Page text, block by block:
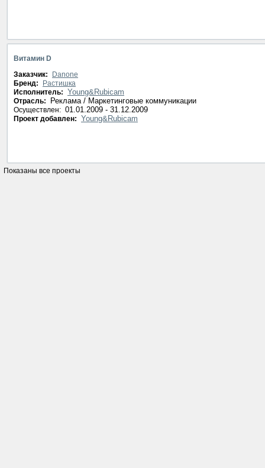
Витамин D
Заказчик:
Danone
Бренд:
Растишка
Исполнитель: Young&Rubicam
Отрасль: Реклама / Маркетинговые коммуникации
Осуществлен: 01.01.2009 - 31.12.2009
Проект добавлен: Young&Rubicam